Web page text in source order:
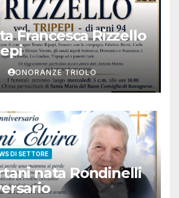
Francesca Rizzello
ONORANZE TRIOLO
DI SETTORE
nata Rondinelli